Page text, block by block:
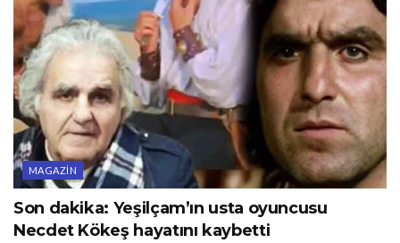
MAGAZIN
Son dakika: Yeşilçam’ın usta oyuncusu
Necdet Kökeş hayatını kaybetti